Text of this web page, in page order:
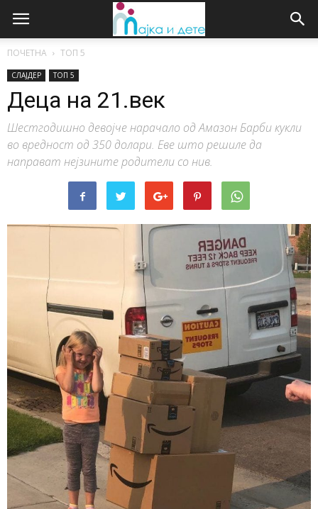
ПОЧЕТНА ТОП 5
СЛАЈДЕР ТОП 5
Деца на 21.век
Шестгодишно девојче нарачало од Амазон Барби кукли
во вредност од 350 долари. Еве што решиле да
направат нејзините родители со нив.